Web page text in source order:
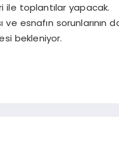
ile toplantılar yapacak.
ve esnafın sorunlarının
bekleniyor.